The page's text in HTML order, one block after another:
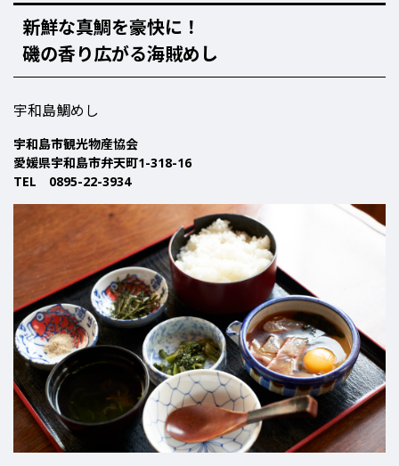
新鮮な真鯛を豪快に！
磯の香り広がる海賊めし
宇和島鯛めし
宇和島市観光物産協会
愛媛県宇和島市弁天町1-318-16
TEL 0895-22-3934